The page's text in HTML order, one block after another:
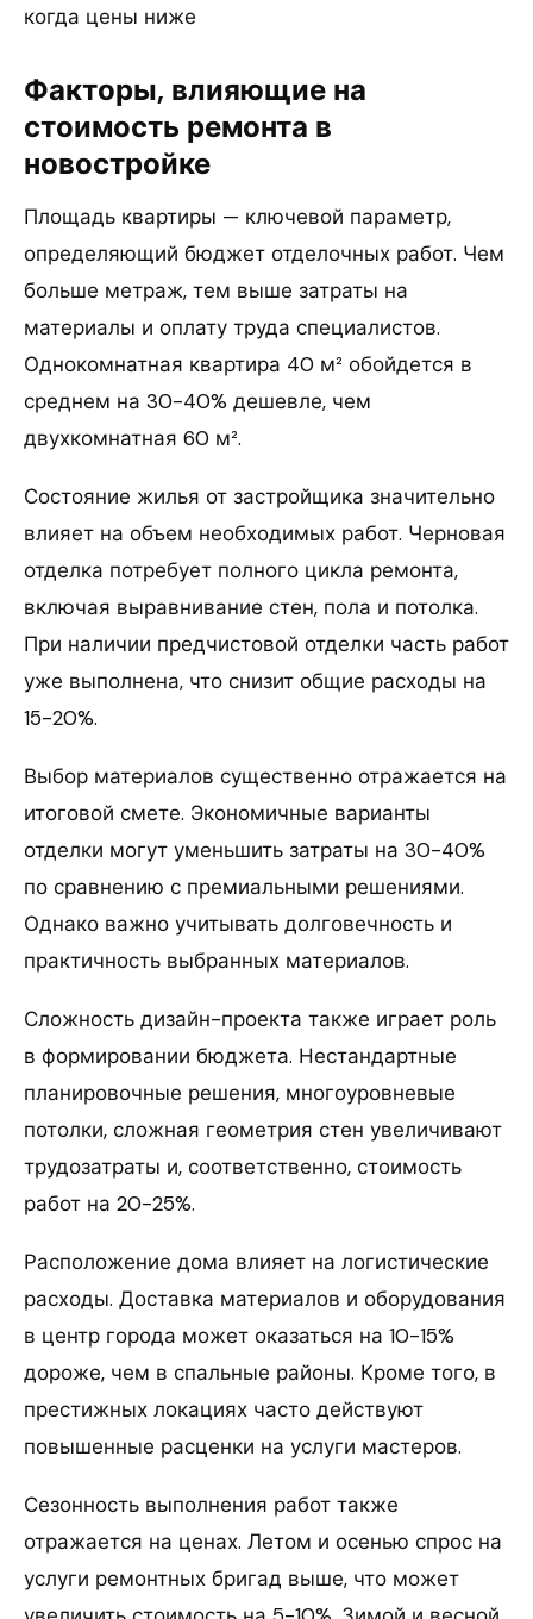
когда цены ниже
Факторы, влияющие на
стоимость ремонта в
новостройке
Площадь квартиры — ключевой параметр,
определяющий бюджет отделочных работ. Чем
больше метраж, тем выше затраты на
материалы и оплату труда специалистов.
Однокомнатная квартира 40 м² обойдется в
среднем на 30-40% дешевле, чем
двухкомнатная 60 м².
Состояние жилья от застройщика значительно
влияет на объем необходимых работ. Черновая
отделка потребует полного цикла ремонта,
включая выравнивание стен, пола и потолка.
При наличии предчистовой отделки часть работ
уже выполнена, что снизит общие расходы на
15-20%.
Выбор материалов существенно отражается на
итоговой смете. Экономичные варианты
отделки могут уменьшить затраты на 30-40%
по сравнению с премиальными решениями.
Однако важно учитывать долговечность и
практичность выбранных материалов.
Сложность дизайн-проекта также играет роль
в формировании бюджета. Нестандартные
планировочные решения, многоуровневые
потолки, сложная геометрия стен увеличивают
трудозатраты и, соответственно, стоимость
работ на 20-25%.
Расположение дома влияет на логистические
расходы. Доставка материалов и оборудования
в центр города может оказаться на 10-15%
дороже, чем в спальные районы. Кроме того, в
престижных локациях часто действуют
повышенные расценки на услуги мастеров.
Сезонность выполнения работ также
отражается на ценах. Летом и осенью спрос на
услуги ремонтных бригад выше, что может